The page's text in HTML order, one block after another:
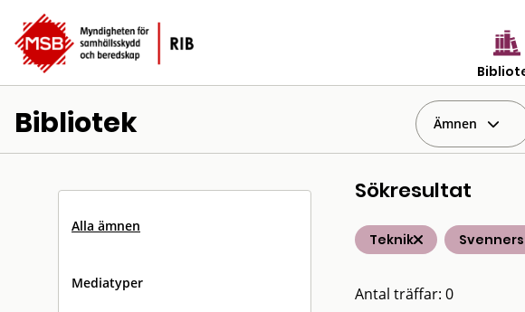
Bibliotek Ämnen
Alla ämnen
Mediatyper
Sökresultat
Teknik
Antal träffar: 0